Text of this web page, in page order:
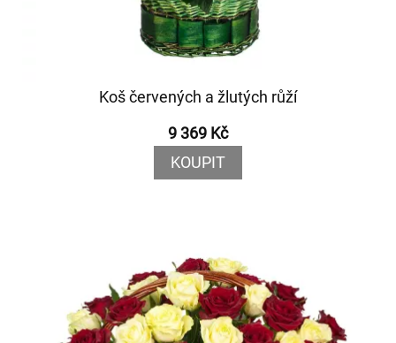
Koš červených a žlutých růží
9 369 Kč
KOUPIT